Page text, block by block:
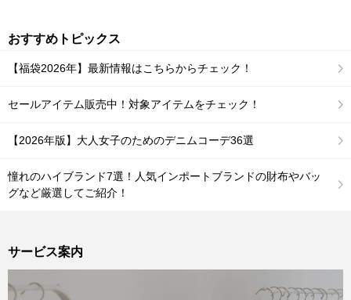
おすすめトピックス
【福袋2026年】最新情報はこちらからチェック！
セールアイテム販売中！対象アイテムをチェック！
【2026年版】大人女子のためのデニムコーデ36選
憧れのハイブランド7選！人気インポートブランドの財布やバッ
グなど厳選してご紹介！
サービス案内